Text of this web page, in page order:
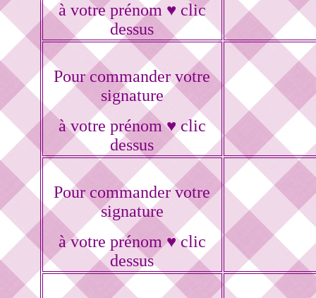
à votre prénom ♥ clic
dessus
Pour commander votre
signature
à votre prénom ♥ clic
dessus
Pour commander votre
signature
à votre prénom ♥ clic
dessus